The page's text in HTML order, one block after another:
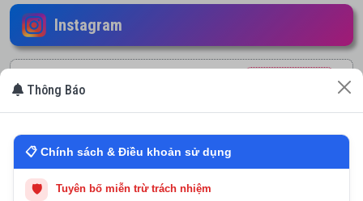
Instagram
Profile | 2FA Included
INSTAGRAM + THREAD RANDOM
CHILE
Thông Báo
📋 Chính sách & Điều khoản sử dụng
🛡 Tuyên bố miễn trừ trách nhiệm